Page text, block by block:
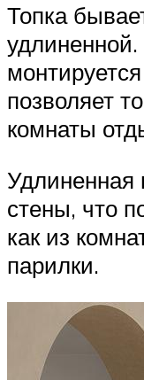
Топка
позволяет
комнаты
Удлиненная
стены, что
как из
парилки.